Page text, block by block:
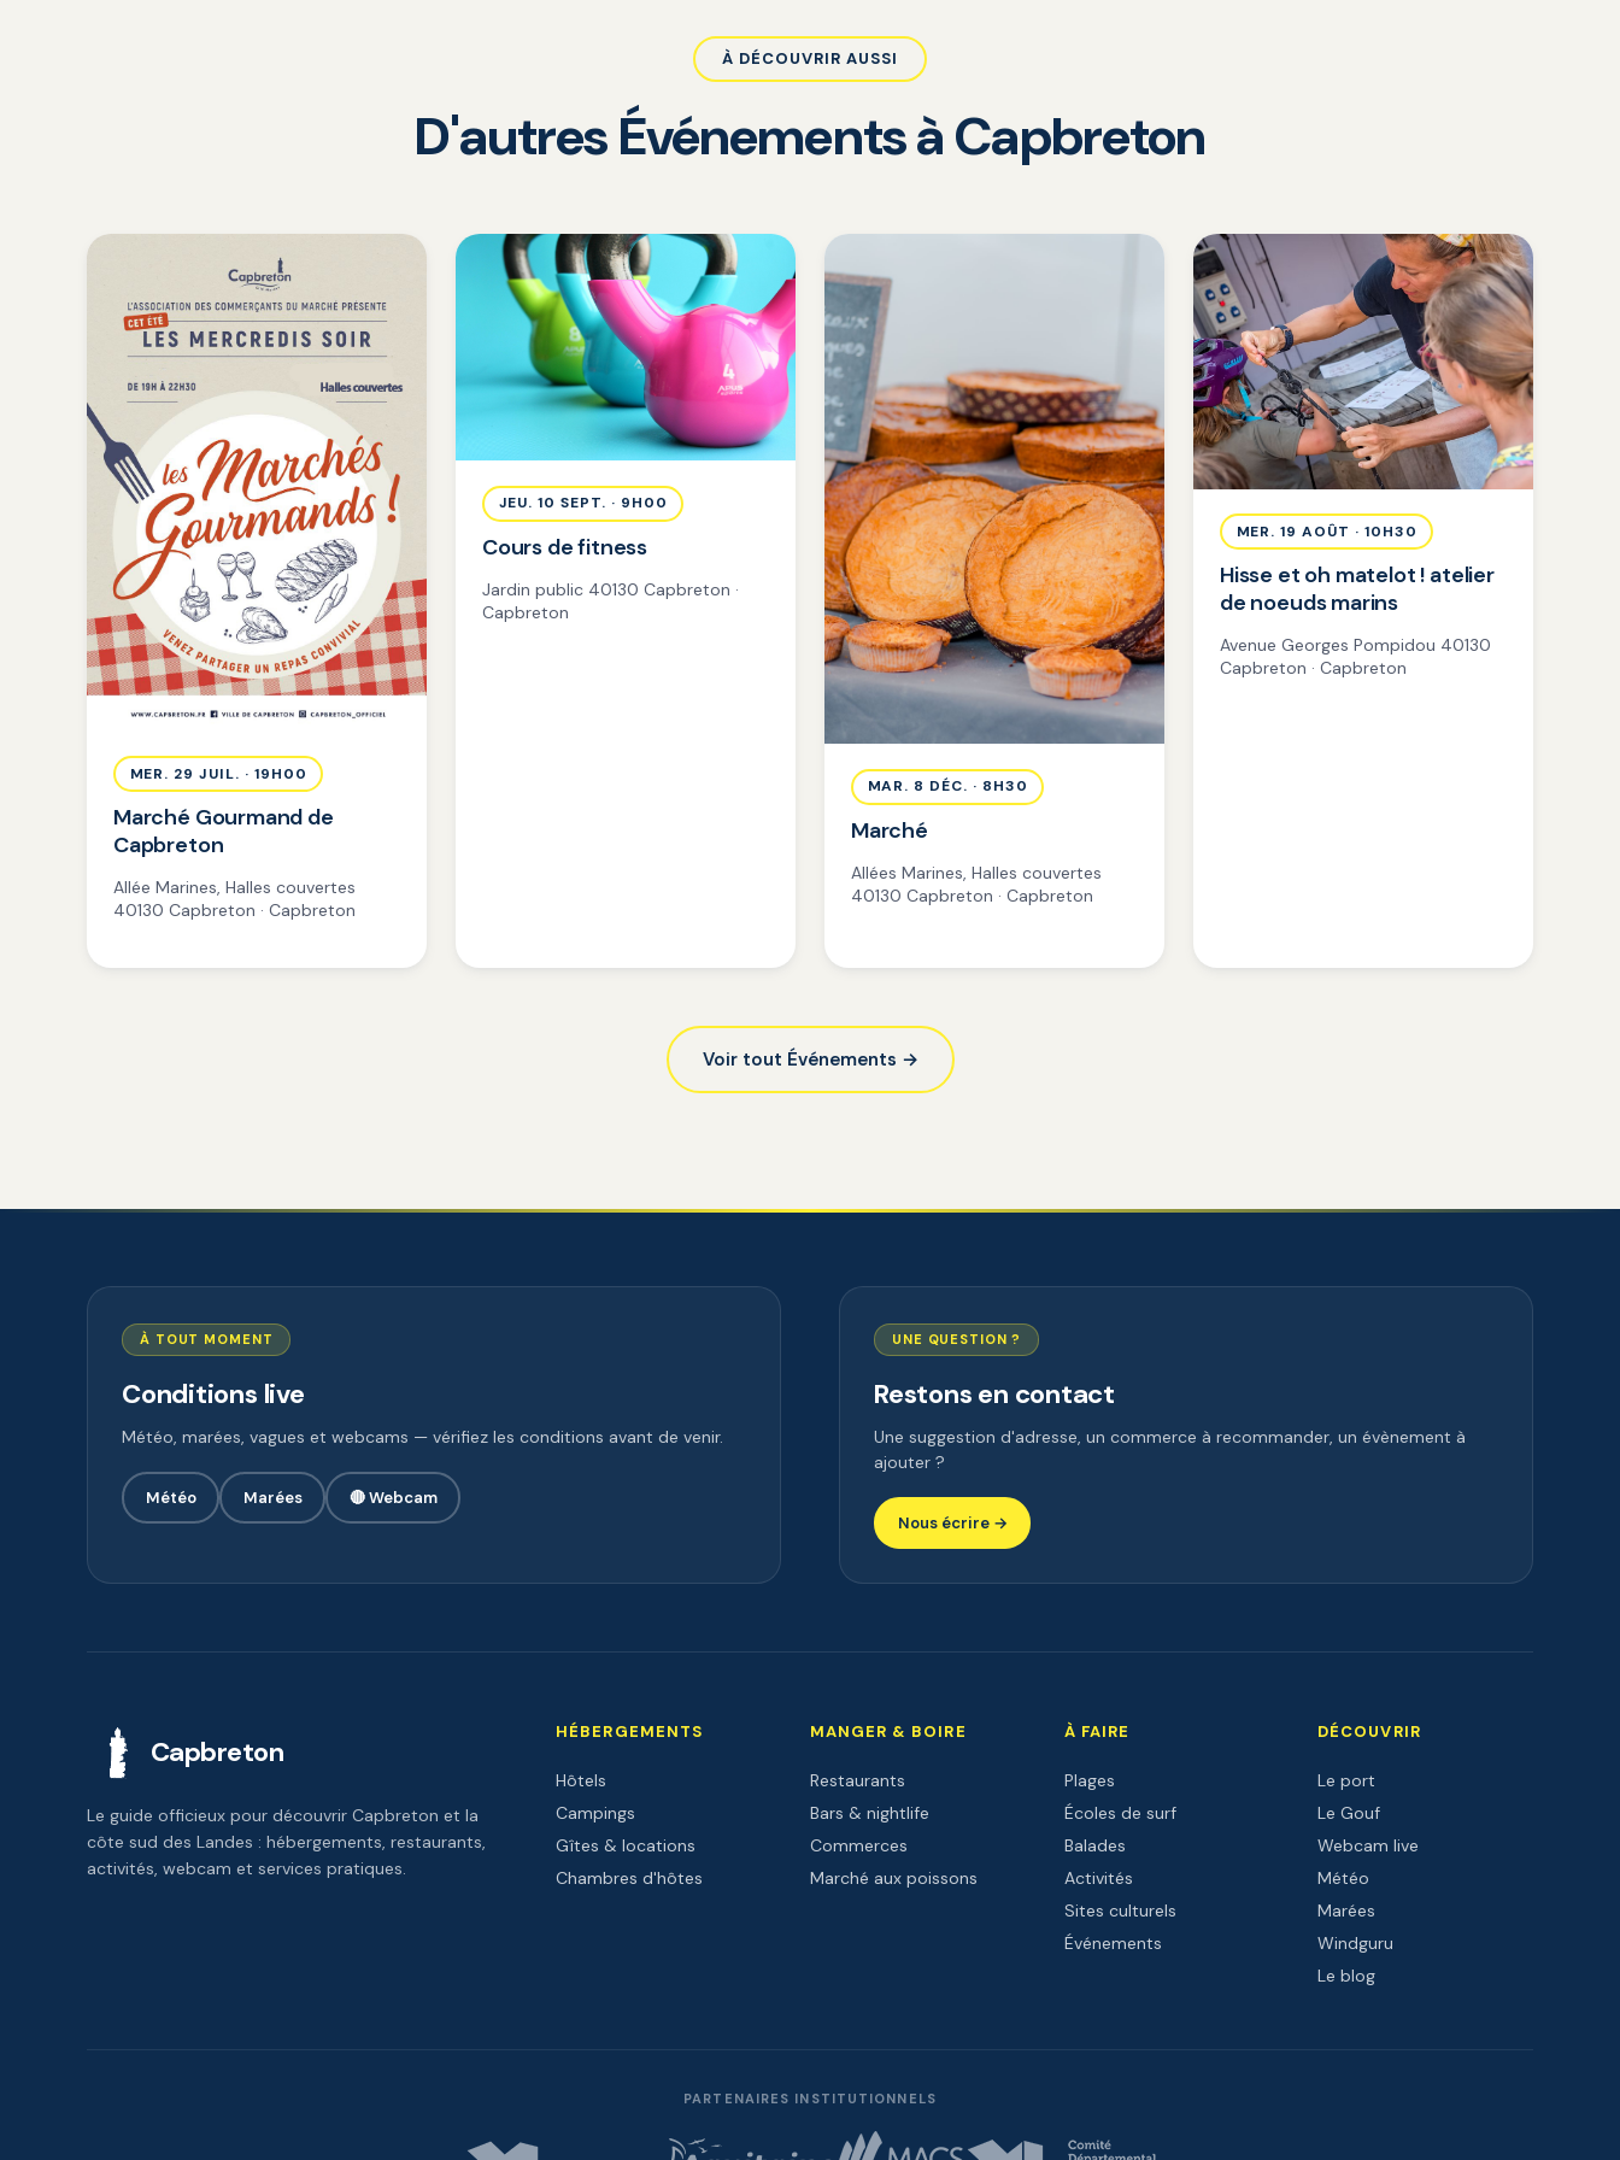
À DÉCOUVRIR AUSSI
D'autres Événements à Capbreton
MER. 29 JUIL. · 19H00
Marché Gourmand de
Capbreton
Allée Marines, Halles couvertes
40130 Capbreton · Capbreton
JEU. 10 SEPT. · 9H00
Cours de fitness
Jardin public 40130 Capbreton ·
Capbreton
MAR. 8 DÉC. · 8H30
Marché
Allées Marines, Halles couvertes
40130 Capbreton · Capbreton
MER. 19 AOÛT · 10H30
Hisse et oh matelot ! atelier
de noeuds marins
Avenue Georges Pompidou 40130
Capbreton · Capbreton
Voir tout Événements →
À TOUT MOMENT
Conditions live
Météo, marées, vagues et webcams — vérifiez les conditions avant de venir.
Météo Marées 🔴 Webcam
UNE QUESTION ?
Restons en contact
Une suggestion d'adresse, un commerce à recommander, un évènement à
ajouter ?
Nous écrire →
Capbreton
Le guide officieux pour découvrir Capbreton et la
côte sud des Landes : hébergements, restaurants,
activités, webcam et services pratiques.
HÉBERGEMENTS
Hôtels
Campings
Gîtes & locations
Chambres d'hôtes
MANGER & BOIRE
Restaurants
Bars & nightlife
Commerces
Marché aux poissons
À FAIRE
Plages
Écoles de surf
Balades
Activités
Sites culturels
Événements
DÉCOUVRIR
Le port
Le Gouf
Webcam live
Météo
Marées
Windguru
Le blog
PARTENAIRES INSTITUTIONNELS